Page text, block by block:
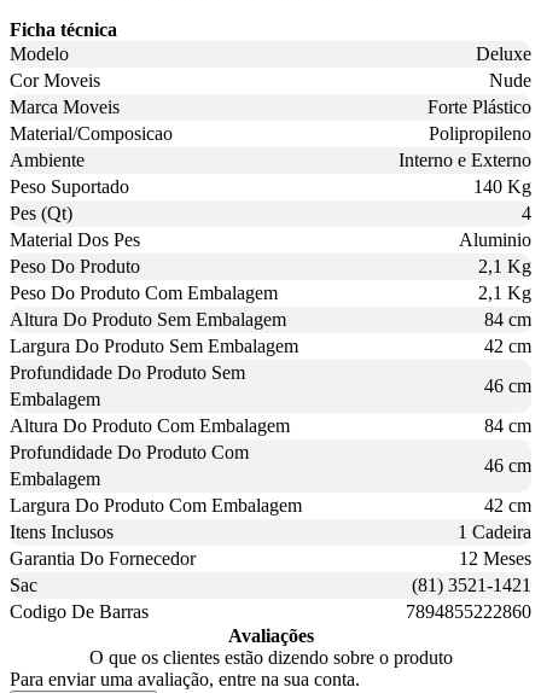
Ficha técnica
Modelo
Deluxe
Cor Moveis
Nude
Marca Moveis
Forte Plástico
Material/Composicao
Polipropileno
Ambiente
Interno e Externo
Peso Suportado
140 Kg
Pes (Qt)
4
Material Dos Pes
Aluminio
Peso Do Produto
2,1 Kg
Peso Do Produto Com Embalagem
2,1 Kg
Altura Do Produto Sem Embalagem
84 cm
Largura Do Produto Sem Embalagem
42 cm
Profundidade Do Produto Sem
Embalagem
46 cm
Altura Do Produto Com Embalagem
84 cm
Profundidade Do Produto Com
Embalagem
46 cm
Largura Do Produto Com Embalagem
42 cm
Itens Inclusos
1 Cadeira
Garantia Do Fornecedor
12 Meses
Sac
(81) 3521-1421
Codigo De Barras
7894855222860
Avaliações
O que os clientes estão dizendo sobre o produto
Para enviar uma avaliação, entre na sua conta.